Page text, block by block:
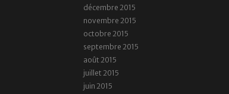
décembre 2015
novembre 2015
octobre 2015
septembre 2015
août 2015
juillet 2015
juin 2015